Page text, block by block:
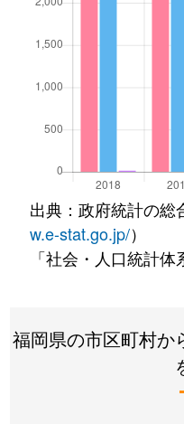
出典：政府統計の総
w.e-stat.go.jp/）
「社会・人口統計
福岡県の市区町村か